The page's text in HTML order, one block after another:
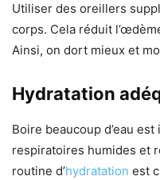
Utiliser des oreillers
corps. Cela réduit
Ainsi, on dort mieux et
Hydratation
Boire beaucoup d’eau
respiratoires humides et
routine d’hydratation est